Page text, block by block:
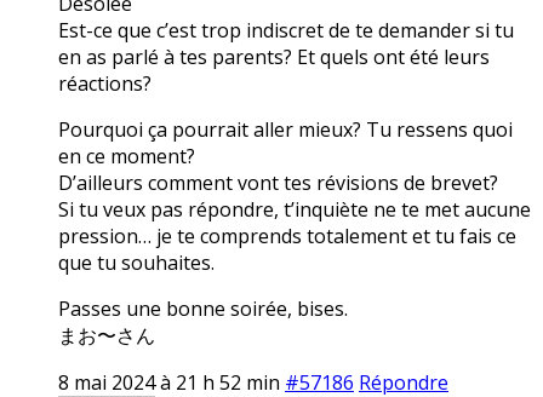
Est-ce que c’est trop indiscret de te demander si tu
en as parlé à tes parents? Et quels ont été leurs
réactions?
Pourquoi ça pourrait aller mieux? Tu ressens quoi
en ce moment?
D’ailleurs comment vont tes révisions de brevet?
Si tu veux pas répondre, t’inquiète ne te met aucune
pression… je te comprends totalement et tu fais ce
que tu souhaites.
Passes une bonne soirée, bises.
まお〜さん
8 mai 2024 à 21 h 52 min #57186 Répondre